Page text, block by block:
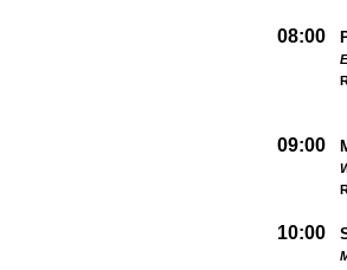
08:00
09:00
10:00